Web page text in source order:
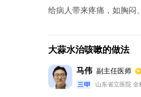
给病人带来疼痛，如胸闷
大蒜水治咳嗽的做法
马伟 副主任医师
山东省立医院 全